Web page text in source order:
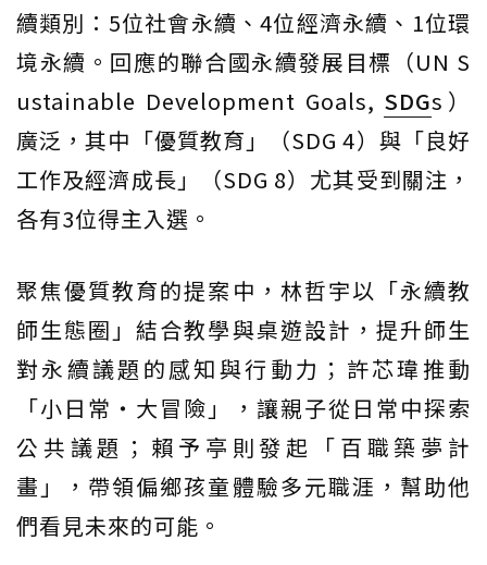
續類別：5位社會永續、4位經濟永續、1位環
境永續。回應的聯合國永續發展目標（UN S
ustainable Development Goals, SDGs）
廣泛，其中「優質教育」（SDG 4）與「良好
工作及經濟成長」（SDG 8）尤其受到關注，
各有3位得主入選。
聚焦優質教育的提案中，林哲宇以「永續教
師生態圈」結合教學與桌遊設計，提升師生
對永續議題的感知與行動力；許芯瑋推動
「小日常・大冒險」，讓親子從日常中探索
公共議題；賴予亭則發起「百職築夢計
畫」，帶領偏鄉孩童體驗多元職涯，幫助他
們看見未來的可能。